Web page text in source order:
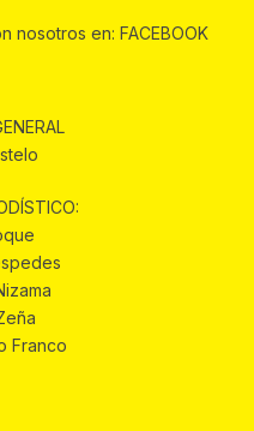
nosotros en: FACEBOOK
Franco